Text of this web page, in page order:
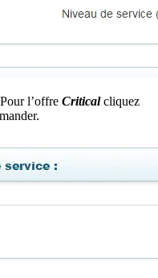
l’offre Criticalcliquez